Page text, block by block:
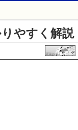
やすく解説